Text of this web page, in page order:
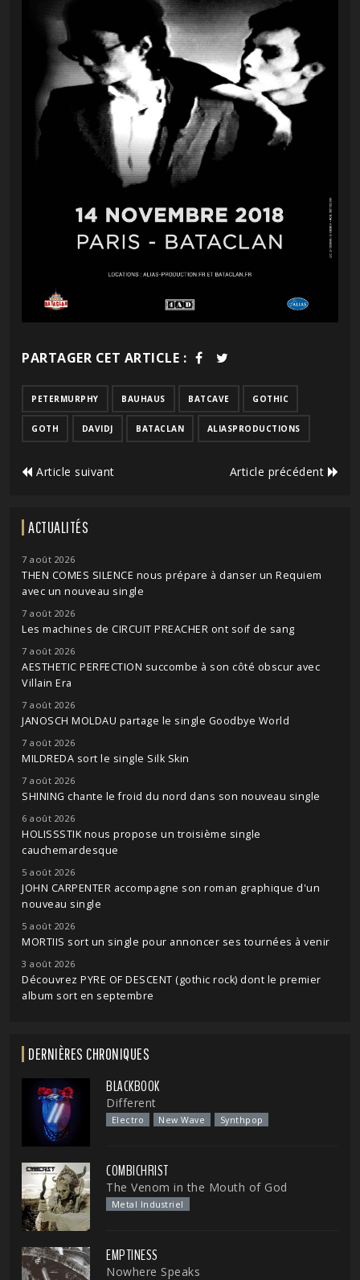
PARTAGER CET ARTICLE :
PETERMURPHY BAUHAUS BATCAVE GOTHIC
GOTH DAVIDJ BATACLAN ALIASPRODUCTIONS
Article suivant Article précédent
ACTUALITÉS
7 août 2026
THEN COMES SILENCE nous prépare à danser un Requiem
avec un nouveau single
7 août 2026
Les machines de CIRCUIT PREACHER ont soif de sang
7 août 2026
AESTHETIC PERFECTION succombe à son côté obscur avec
Villain Era
7 août 2026
JANOSCH MOLDAU partage le single Goodbye World
7 août 2026
MILDREDA sort le single Silk Skin
7 août 2026
SHINING chante le froid du nord dans son nouveau single
6 août 2026
HOLISSSTIK nous propose un troisième single
cauchemardesque
5 août 2026
JOHN CARPENTER accompagne son roman graphique d'un
nouveau single
5 août 2026
MORTIIS sort un single pour annoncer ses tournées à venir
3 août 2026
Découvrez PYRE OF DESCENT (gothic rock) dont le premier
album sort en septembre
DERNIÈRES CHRONIQUES
BLACKBOOK
Different
Electro New Wave Synthpop
COMBICHRIST
The Venom in the Mouth of God
Metal Industriel
EMPTINESS
Nowhere Speaks